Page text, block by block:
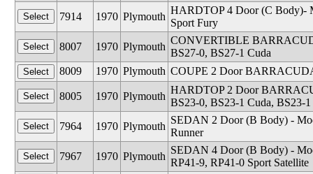
7914
1970 Plymouth
HARDTOP 4 Door (C Body)-
Sport Fury
8007
1970 Plymouth
CONVERTIBLE
BS27-0, BS27-1 Cuda
8009
1970 Plymouth COUPE 2 Door
8005 1970 Plymouth
HARDTOP 2 Door
BS23-0, BS23-1 Cuda, BS23-
7964
1970 Plymouth
SEDAN 2 Door (B Body) -
Runner
7967
1970 Plymouth
SEDAN 4 Door (B Body) -
RP41-9, RP41-0 Sport Satellite